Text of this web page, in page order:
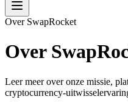
Over SwapRocket
Over
Leer meer over onze missie,
cryptocurrency-